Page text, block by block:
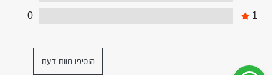
1
0
הוסיפו חוות דעת